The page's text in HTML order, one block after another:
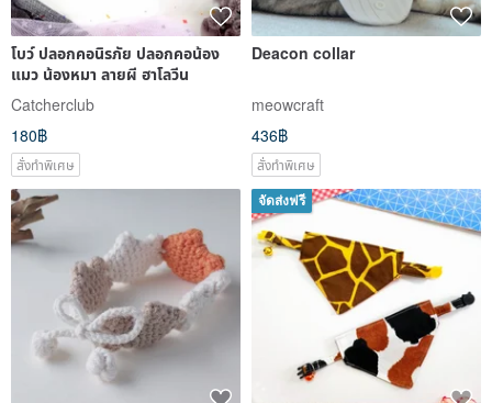
โบว์ ปลอกคอนิรภัย ปลอกคอน้อง
แมว น้องหมา ลายผี ฮาโลวีน
Catcherclub
180฿
สั่งทำพิเศษ
Deacon collar
meowcraft
436฿
สั่งทำพิเศษ
จัดส่งฟรี